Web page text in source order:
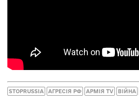
STOPRUSSIA АГРЕСІЯ РФ АРМІЯ TV ВІЙНА